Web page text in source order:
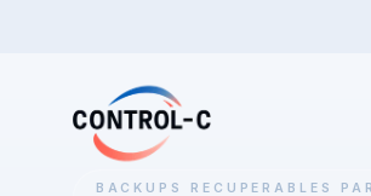
BACKUPS RECUPERABLES